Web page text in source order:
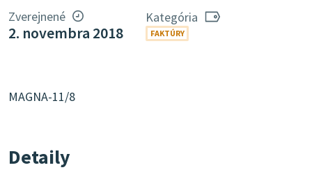
Zverejnené
2. novembra 2018
Kategória
FAKTÚRY
MAGNA-11/8
Detaily